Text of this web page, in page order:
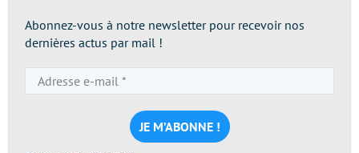
Abonnez-vous à notre newsletter pour recevoir nos
dernières actus par mail !
e-
mail
*